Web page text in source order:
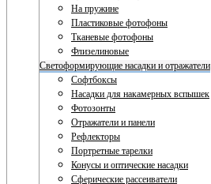
На пружине
Пластиковые фотофоны
Тканевые фотофоны
Флизелиновые
Светоформирующие насадки и отражатели
Софтбоксы
Насадки для накамерных вспышек
Фотозонты
Отражатели и панели
Рефлекторы
Портретные тарелки
Конусы и оптические насадки
Сферические рассеиватели